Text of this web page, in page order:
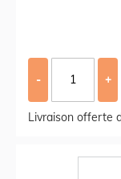
- +
Livraison offerte